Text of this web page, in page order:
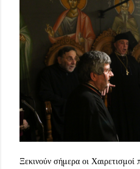
Ξεκινούν σήμερα οι